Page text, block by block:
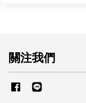
關注我們
Facebook